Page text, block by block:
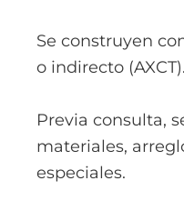
Se construyen
o indirecto (AXCT).
Previa consulta,
materiales,
especiales.